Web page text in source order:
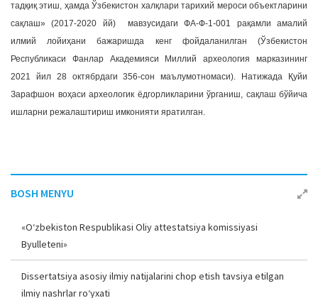
тадқиқ этиш, ҳамда Ўзбекистон халқлари тарихий мероси объектларини
сақлаш» (2017-2020 йй) мавзусидаги ФА-Ф-1-001 рақамли амалий
илмий лойиҳани бажаришда кенг фойдаланилган (Ўзбекистон
Республикаси Фанлар Академияси Миллий археология марказининг
2021 йил 28 октябрдаги 356-сон маълумотномаси). Натижада Қуйи
Зарафшон воҳаси археологик ёдгорликларини ўрганиш, сақлаш бўйича
ишларни режалаштириш имконияти яратилган.
BOSH MENYU
«O‘zbekiston Respublikasi Oliy attestatsiya komissiyasi
Byulleteni»
Dissertatsiya asosiy ilmiy natijalarini chop etish tavsiya etilgan
ilmiy nashrlar ro‘yxati